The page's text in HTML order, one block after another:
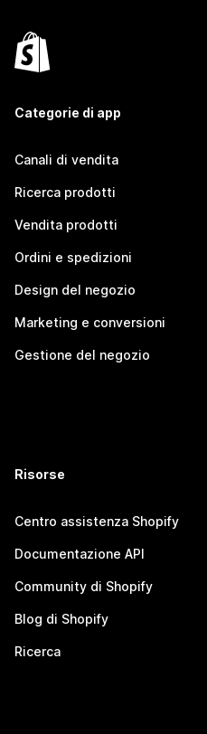
Categorie di app
Canali di vendita
Ricerca prodotti
Vendita prodotti
Ordini e spedizioni
Design del negozio
Marketing e conversioni
Gestione del negozio
Risorse
Centro assistenza Shopify
Documentazione API
Community di Shopify
Blog di Shopify
Ricerca